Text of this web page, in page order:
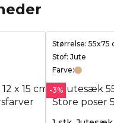
Størrelse: 55x75
Stof: Jute
Farve:
-3%